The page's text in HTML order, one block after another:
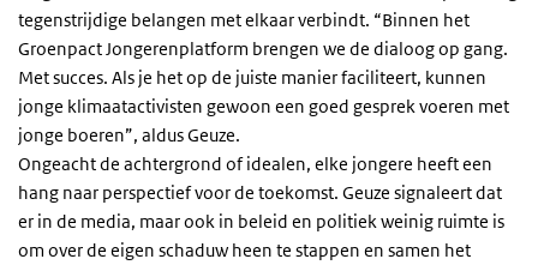
tegenstrijdige belangen met elkaar verbindt. “Binnen het
Groenpact Jongerenplatform brengen we de dialoog op gang.
Met succes. Als je het op de juiste manier faciliteert, kunnen
jonge klimaatactivisten gewoon een goed gesprek voeren met
jonge boeren”, aldus Geuze.
Ongeacht de achtergrond of idealen, elke jongere heeft een
hang naar perspectief voor de toekomst. Geuze signaleert dat
er in de media, maar ook in beleid en politiek weinig ruimte is
om over de eigen schaduw heen te stappen en samen het